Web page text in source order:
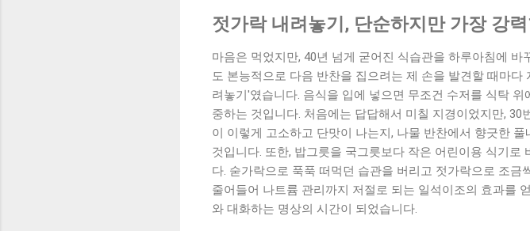
젓가락 내려놓기, 단순하지만 가장 강
마음은 먹었지만, 40년 넘게 굳어진 식습관을 하루아침에
도 본능적으로 다음 반찬을 집으려는 제 손을 발견할 때마
려놓기'였습니다. 음식을 입에 넣으면 무조건 수저를 식탁
중하는 것입니다. 처음에는 답답해서 미칠 지경이었지만,
이 이렇게 고소하고 단맛이 나는지, 나물 반찬에서 향긋한
것입니다. 또한, 밥그릇을 국그릇보다 작은 어린이용 식기
다. 숟가락으로 푹푹 떠먹던 습관을 버리고 젓가락으로 조
줄어들어 나트륨 관리까지 저절로 되는 일석이조의 효과를
와 대화하는 명상의 시간이 되었습니다.